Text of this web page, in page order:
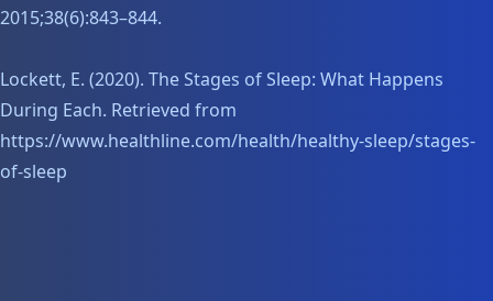
2015;38(6):843–844.
Lockett, E. (2020). The Stages of Sleep: What Happens
During Each. Retrieved from
https://www.healthline.com/health/healthy-sleep/stages-
of-sleep